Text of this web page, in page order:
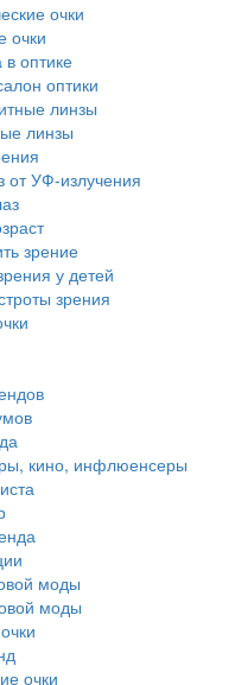
очки
очки
оптике
оптики
линзы
линзы
от УФ-излучения
зрение
у детей
зрения
кино, инфлюенсеры
моды
моды
очки